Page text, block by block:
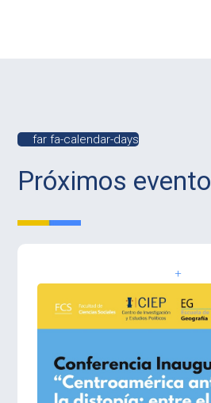
far fa-calendar-days
Próximos
+